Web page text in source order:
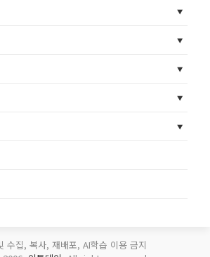
수집, 복사, 재배포, AI학습 이용 금지